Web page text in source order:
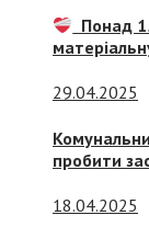
Понад
29.04.2025
пробити
18.04.2025